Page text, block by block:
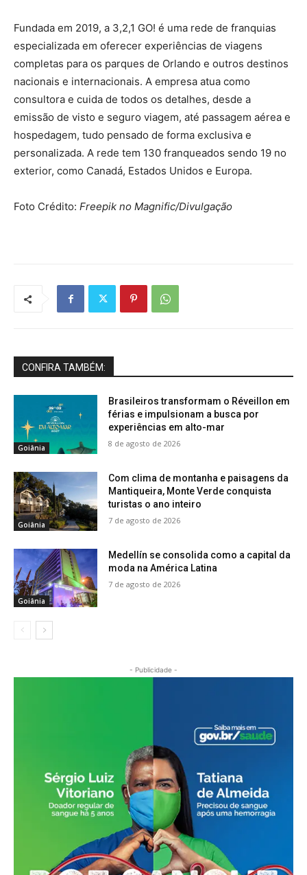
Fundada em 2019, a 3,2,1 GO! é uma rede de franquias
especializada em oferecer experiências de viagens
completas para os parques de Orlando e outros destinos
nacionais e internacionais. A empresa atua como
consultora e cuida de todos os detalhes, desde a
emissão de visto e seguro viagem, até passagem aérea e
hospedagem, tudo pensado de forma exclusiva e
personalizada. A rede tem 130 franqueados sendo 19 no
exterior, como Canadá, Estados Unidos e Europa.
Foto Crédito: Freepik no Magnific/Divulgação
CONFIRA TAMBÉM:
Goiânia
Brasileiros transformam o Réveillon em
férias e impulsionam a busca por
experiências em alto-mar
8 de agosto de 2026
Goiânia
Com clima de montanha e paisagens da
Mantiqueira, Monte Verde conquista
turistas o ano inteiro
7 de agosto de 2026
Goiânia
Medellín se consolida como a capital da
moda na América Latina
7 de agosto de 2026
- Publicidade -